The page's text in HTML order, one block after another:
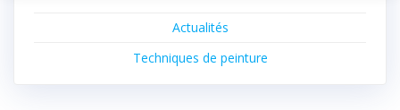
Actualités
Techniques de peinture